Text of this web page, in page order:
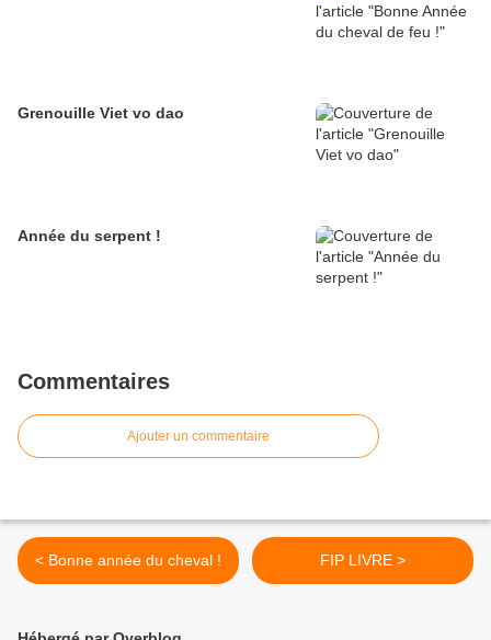
Grenouille Viet vo dao
Année du serpent !
Commentaires
Ajouter un commentaire
< Bonne année du cheval ! FIP LIVRE >